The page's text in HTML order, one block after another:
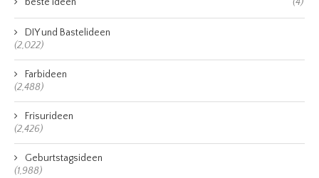
beste ideen (4)
DIY und Bastelideen
(2,022)
Farbideen
(2,488)
Frisurideen
(2,426)
Geburtstagsideen
(1,988)